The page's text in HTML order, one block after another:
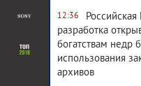
12:36
разработка
богатствам недр
использования
архивов